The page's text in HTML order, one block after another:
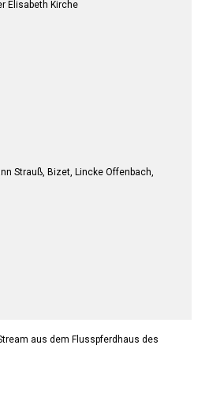
Elisabeth Kirche
Strauß, Bizet, Lincke Offenbach,
aus dem Flusspferdhaus des